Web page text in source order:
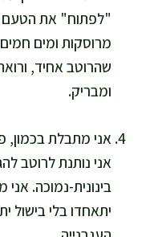
"לפתוח" את הטעם
מרוסקות ומים
שהרוטב אחיד,
ומבריק.
אני מתבלת בכמון,
אני נותנת לרוטב
יתאחדו בלי